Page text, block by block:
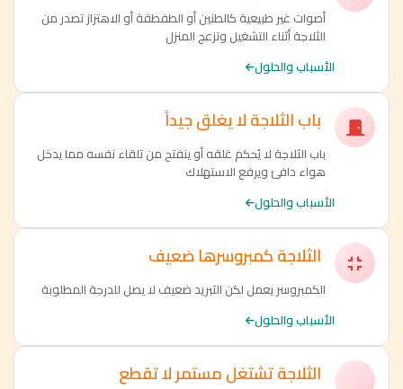
أصوات غير طبيعية كالطنين أو الطقطقة أو الاهتزاز تصدر من
الثلاجة أثناء التشغيل وتزعج المنزل
الأسباب والحلول
باب الثلاجة لا يغلق جيداً
باب الثلاجة لا يُحكم غلقه أو ينفتح من تلقاء نفسه مما يدخل
هواء دافئ ويرفع الاستهلاك
الأسباب والحلول
الثلاجة كمبروسرها ضعيف
الكمبروسر يعمل لكن التبريد ضعيف لا يصل للدرجة المطلوبة
الأسباب والحلول
الثلاجة تشتغل مستمر لا تقطع